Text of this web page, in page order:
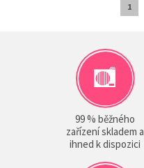
1
99 % běžného
zařízení skladem a
ihned k dispozici